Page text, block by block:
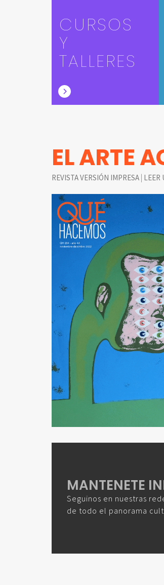
CURSOS
Y
TALLERES
EL ARTE
REVISTA VERSIÓN IMPRESA | LEER
MANTENETE
Seguinos en nuestras
de todo el panorama